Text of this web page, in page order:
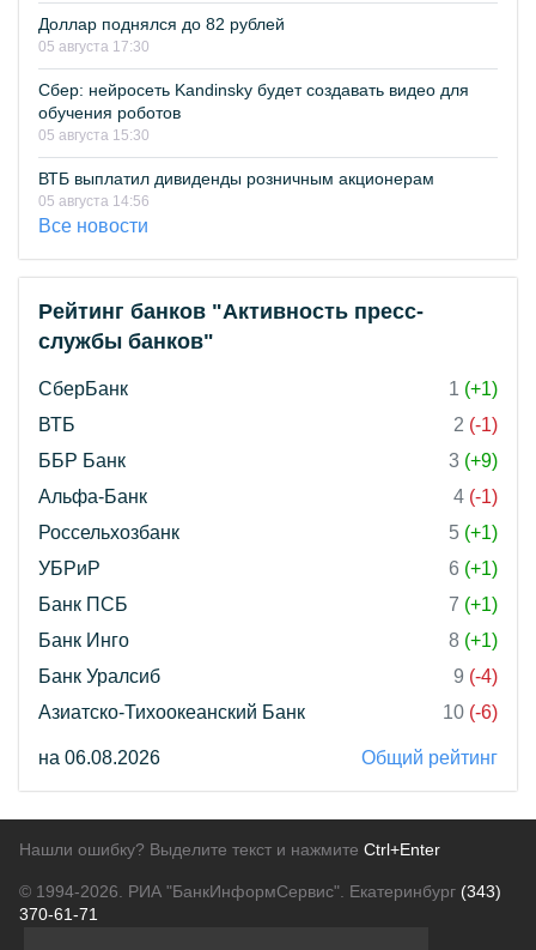
Доллар поднялся до 82 рублей
05 августа 17:30
Сбер: нейросеть Kandinsky будет создавать видео для
обучения роботов
05 августа 15:30
ВТБ выплатил дивиденды розничным акционерам
05 августа 14:56
Все новости
Рейтинг банков "Активность пресс-
службы банков"
СберБанк 1 (+1)
ВТБ
2 (-1)
ББР Банк
3 (+9)
Альфа-Банк
4 (-1)
Россельхозбанк
5 (+1)
УБРиР
6 (+1)
Банк ПСБ
7 (+1)
Банк Инго
8 (+1)
Банк Уралсиб
9 (-4)
Азиатско-Тихоокеанский Банк
10 (-6)
на 06.08.2026 Общий рейтинг
Нашли ошибку? Выделите текст и нажмите Ctrl+Enter
© 1994-2026. РИА "БанкИнформСервис". Екатеринбург (343)
370-61-71